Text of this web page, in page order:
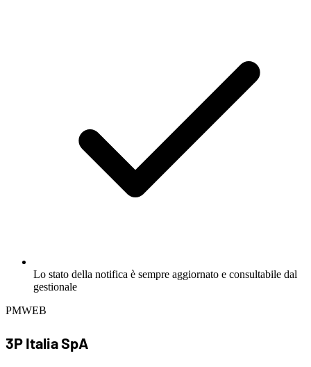
Lo stato della notifica è sempre aggiornato e consultabile dal
gestionale
PMWEB
3P Italia SpA